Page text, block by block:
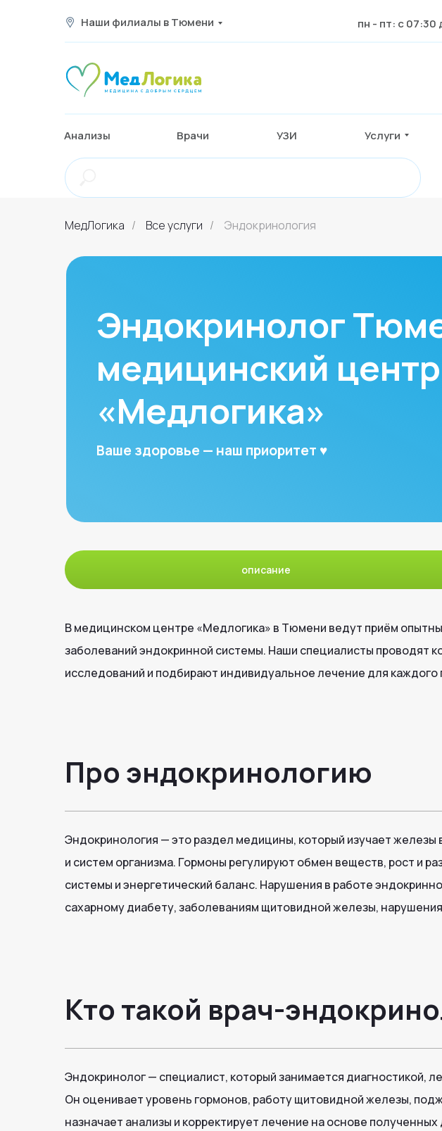
Наши филиалы в Тюмени
пн - пт: с 07:30
Анализы Врачи УЗИ Услуги
МедЛогика / Все услуги / Эндокринология
Эндокринолог
медицинский центр
«Медлогика»
Ваше здоровье — наш приоритет ♥
описание
В медицинском центре «Медлогика» в Тюмени ведут приём
заболеваний эндокринной системы. Наши специалисты проводят
исследований и подбирают индивидуальное лечение для каждого
Про эндокринологию
Эндокринология — это раздел медицины, который изучает железы
и систем организма. Гормоны регулируют обмен веществ, рост и
системы и энергетический баланс. Нарушения в работе
сахарному диабету, заболеваниям щитовидной железы,
Кто такой врач-
Эндокринолог — специалист, который занимается диагностикой,
Он оценивает уровень гормонов, работу щитовидной железы,
назначает анализы и корректирует лечение на основе